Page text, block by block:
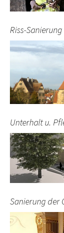
Riss-
Unterhalt u.
Sanierung der